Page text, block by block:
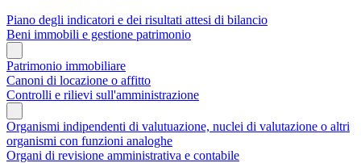
Piano degli indicatori e dei risultati attesi di bilancio
Beni immobili e gestione patrimonio
Patrimonio immobiliare
Canoni di locazione o affitto
Controlli e rilievi sull'amministrazione
Organismi indipendenti di valutuazione, nuclei di valutazione o altri
organismi con funzioni analoghe
Organi di revisione amministrativa e contabile